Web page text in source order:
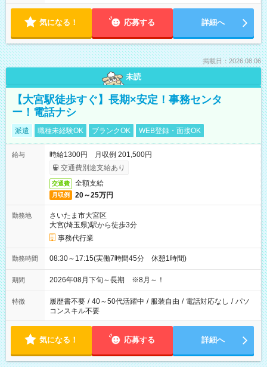
気になる！ 応募する 詳細へ
掲載日：2026.08.06
未読
【大宮駅徒歩すぐ】長期×安定！事務センタ
ー！電話ナシ
派遣 職種未経験OK ブランクOK WEB登録・面接OK
給与
時給1300円 月収例 201,500円
交通費別途支給あり
交通費 全額支給
月収例 20～25万円
勤務地
さいたま市大宮区
大宮(埼玉県)駅から徒歩3分
事務代行業
勤務時間 08:30～17:15(実働7時間45分 休憩1時間)
期間 2026年08月下旬～長期 ※8月～！
特徴 履歴書不要 / 40～50代活躍中 / 服装自由 / 電話対応なし / パソ
コンスキル不要
気になる！ 応募する 詳細へ